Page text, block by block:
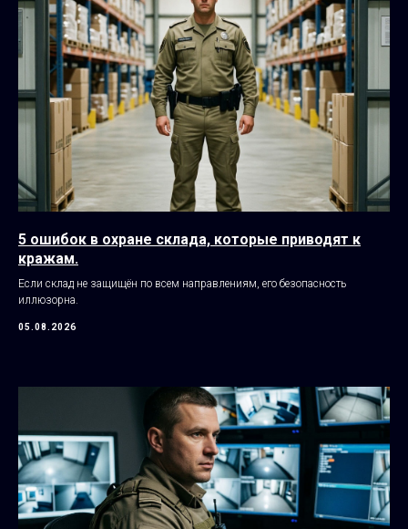
5 ошибок в охране склада, которые приводят к
кражам.
Если склад не защищён по всем направлениям, его безопасность
иллюзорна.
05.08.2026